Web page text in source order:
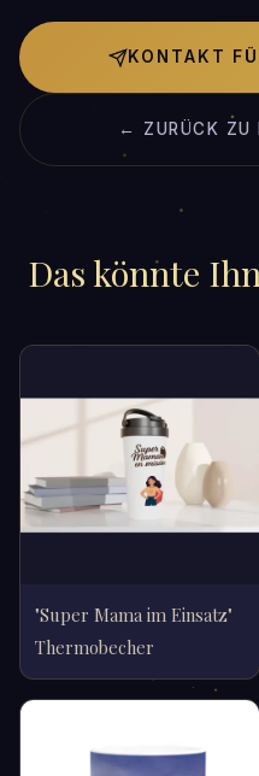
KONTAKT
← ZURÜCK ZU
Das könnte
"Super Mama im Einsatz"
Thermobecher